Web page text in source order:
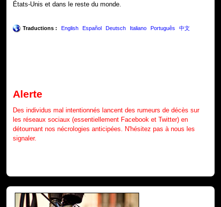
États-Unis et dans le reste du monde.
Traductions : English Español Deutsch Italiano Português 中文
Alerte
Des individus mal intentionnés lancent des rumeurs de décès sur
les réseaux sociaux (essentiellement Facebook et Twitter) en
détournant nos nécrologies anticipées. N'hésitez pas à nous les
signaler.